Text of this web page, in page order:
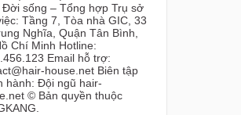
Đời sống – Tổng hợp Trụ sở
Tầng 7, Tòa nhà GIC, 33
Nghĩa, Quận Tân Bình,
Chí Minh Hotline:
Email hỗ trợ:
house.net Biên tập
hành: Đội ngũ hair-
© Bản quyền thuộc